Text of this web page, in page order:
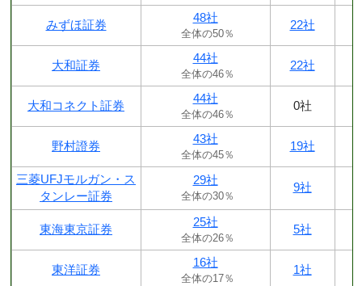
みずほ証券
48社
全体の50％
22社
大和証券
44社
全体の46％
22社
大和コネクト証券
44社
全体の46％
0社
野村證券
43社
全体の45％
19社
三菱UFJモルガン・ス
タンレー証券
29社
全体の30％
9社
東海東京証券
25社
全体の26％
5社
東洋証券
16社
全体の17％
1社